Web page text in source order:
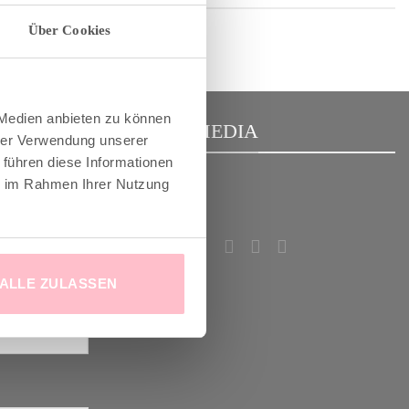
Über Cookies
anbieten zu können
Verwendung unserer
diese Informationen
Rahmen Ihrer Nutzung
ZULASSEN
SOCIAL MEDIA